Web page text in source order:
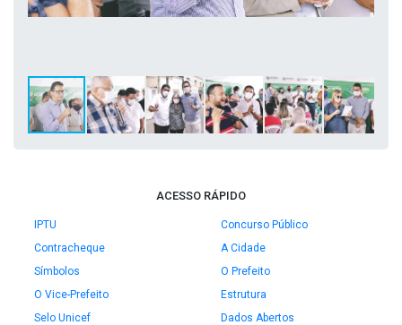
ACESSO RÁPIDO
IPTU
Concurso Público
Contracheque
A Cidade
Símbolos
O Prefeito
O Vice-Prefeito
Estrutura
Selo Unicef
Dados Abertos